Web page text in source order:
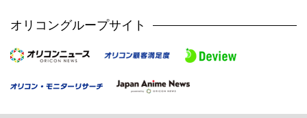
オリコングループサイト